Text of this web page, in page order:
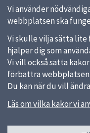
Vi använder
webbplatsen ska
Vi skulle vilja sätta
hjälper dig som
Vi vill också sätta
förbättra webbplatsen.
Du kan när du vill
Läs om vilka kakor vi